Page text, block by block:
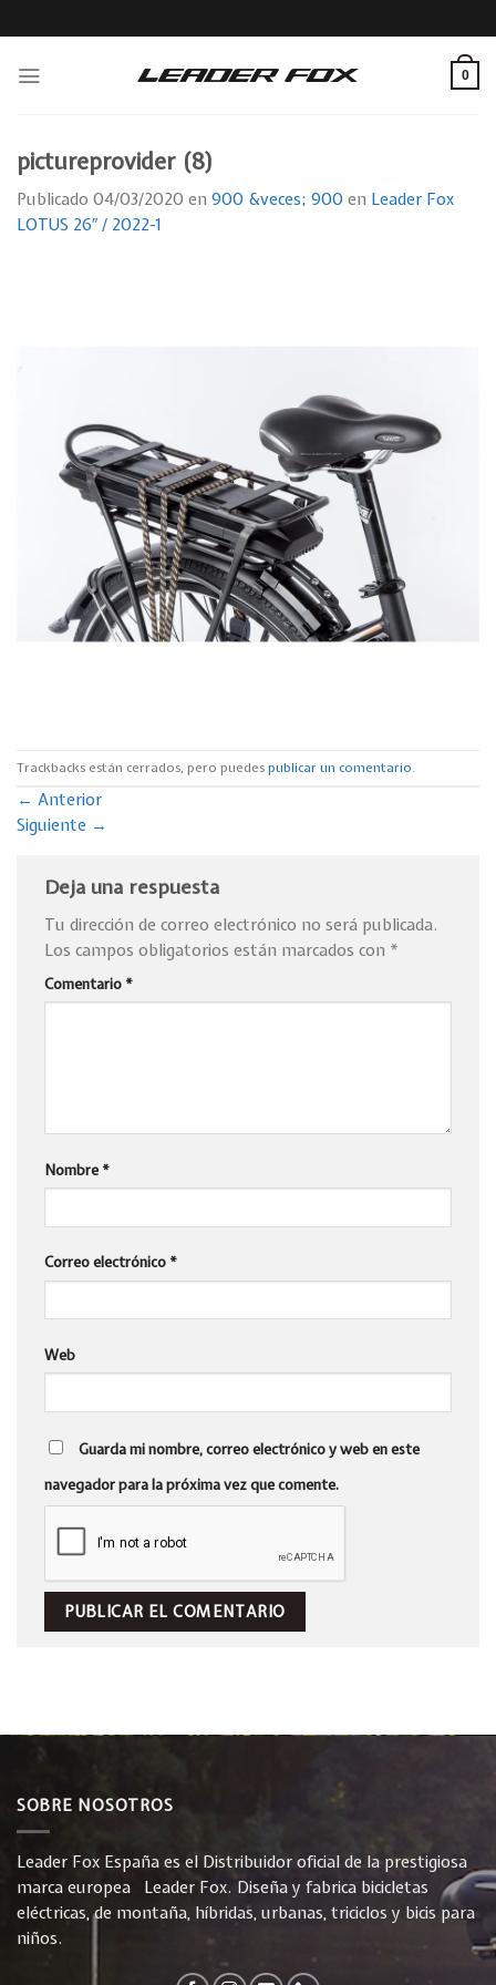
to
0
pictureprovider (8)
Publicado 04/03/2020 en 900 &veces; 900 en Leader Fox
LOTUS 26″ / 2022-1
Trackbacks están cerrados, pero puedespublicar un comentario.
← Anterior
Siguiente →
Deja una respuesta
Tu dirección de correo electrónico no será publicada.
Los campos obligatorios están marcados con *
Comentario *
Nombre *
Correo electrónico *
Web
Guarda mi nombre, correo electrónico y web en este
navegador para la próxima vez que comente.
SOBRE NOSOTROS
Leader Fox España es el Distribuidor oficial de la prestigiosa
marca europea Leader Fox. Diseña y fabrica bicicletas
eléctricas, de montaña, híbridas, urbanas, triciclos y bicis para
niños.